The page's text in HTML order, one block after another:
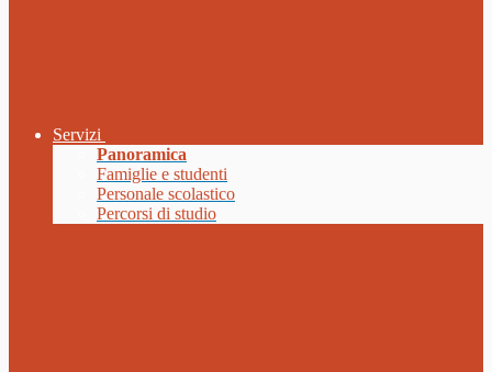
Servizi
Panoramica
Famiglie e studenti
Personale scolastico
Percorsi di studio